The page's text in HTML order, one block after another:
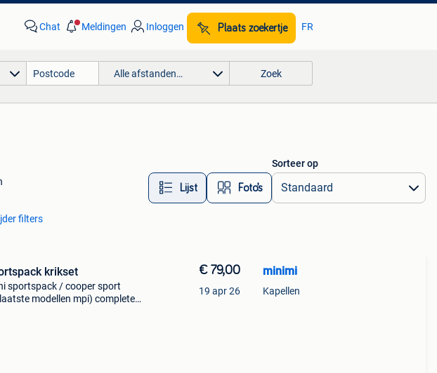
Chat Meldingen Inloggen Plaats zoekertje FR
Alle afstanden… Zoek
Lijst Foto’s
Sorteer op
filters
krikset
sportspack / cooper sport
modellen mpi) complete
€ 79,00
19 apr 26
minimi
Kapellen